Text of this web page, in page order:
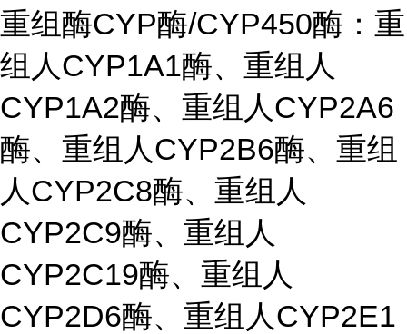
重组酶CYP酶/CYP450酶：重
组人CYP1A1酶、重组人
CYP1A2酶、重组人CYP2A6
酶、重组人CYP2B6酶、重组
人CYP2C8酶、重组人
CYP2C9酶、重组人
CYP2C19酶、重组人
CYP2D6酶、重组人CYP2E1